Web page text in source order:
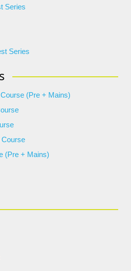
Series
Series
(Pre + Mains)
Course
(Pre + Mains)